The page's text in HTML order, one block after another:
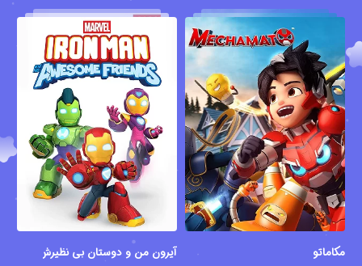
مکاماتو آیرون من و دوستان بی نظیرش